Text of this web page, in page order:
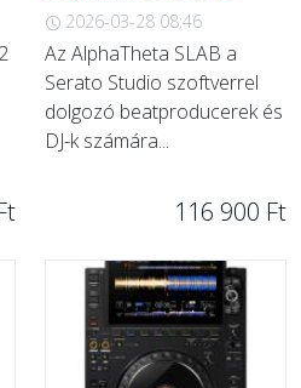
2026-03-28 08:46
Az AlphaTheta SLAB a
Serato Studio szoftverrel
dolgozó beatproducerek és
DJ-k számára...
116 900 Ft